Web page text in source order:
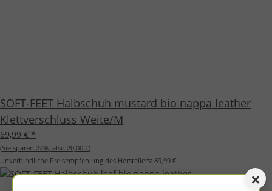
SOFT-FEET Halbschuh mustard bio nappa leather
Klettverschluss Weite/M
69,99 € *
(Sie sparen 22%, also 20,00 €)
Unverbindliche Preisempfehlung des Herstellers: 89,99 €
×